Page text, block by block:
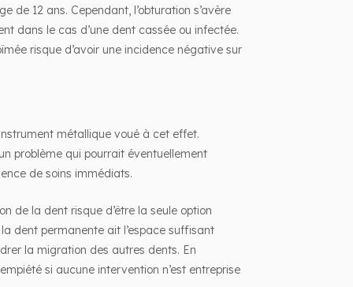
de 12 ans. Cependant, l’obturation s’avère
dans le cas d’une dent cassée ou infectée.
risque d’avoir une incidence négative sur
instrument métallique voué à cet effet.
problème qui pourrait éventuellement
de soins immédiats.
de la dent risque d’être la seule option
dent permanente ait l’espace suffisant
la migration des autres dents. En
si aucune intervention n’est entreprise